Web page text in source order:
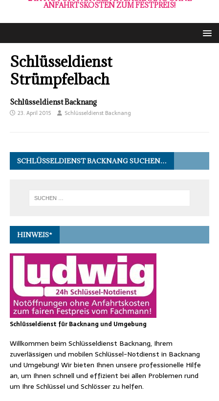
ANFAHRTSKOSTEN ZUM FESTPREIS!
Schlüsseldienst
Strümpfelbach
Schlüsseldienst Backnang
23. April 2015 Schlüsseldienst Backnang
SCHLÜSSELDIENST BACKNANG SUCHEN…
HINWEIS*
Schlüsseldienst für Backnang und Umgebung
Willkommen beim Schlüsseldienst Backnang, Ihrem
zuverlässigen und mobilen Schlüssel-Notdienst in Backnang
und Umgebung! Wir bieten Ihnen unsere professionelle Hilfe
an, um Ihnen schnell und effizient bei allen Problemen rund
um Ihre Schlüssel und Schlösser zu helfen.